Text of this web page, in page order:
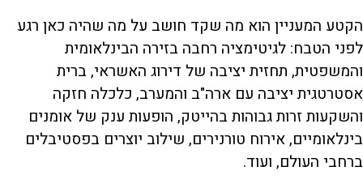
הקטע המעניין הוא מה שקד חושב על מה שהיה כאן רגע
לפני הטבח: לגיטימציה רחבה בזירה הבינלאומית
והמשפטית, תחזית יציבה של דירוג האשראי, ברית
אסטרטגית יציבה עם ארה"ב והמערב, כלכלה חזקה
והשקעות זרות גבוהות בהייטק, הופעות ענק של אומנים
בינלאומיים, אירוח טורנירים, שילוב יוצרים בפסטיבלים
ברחבי העולם, ועוד.